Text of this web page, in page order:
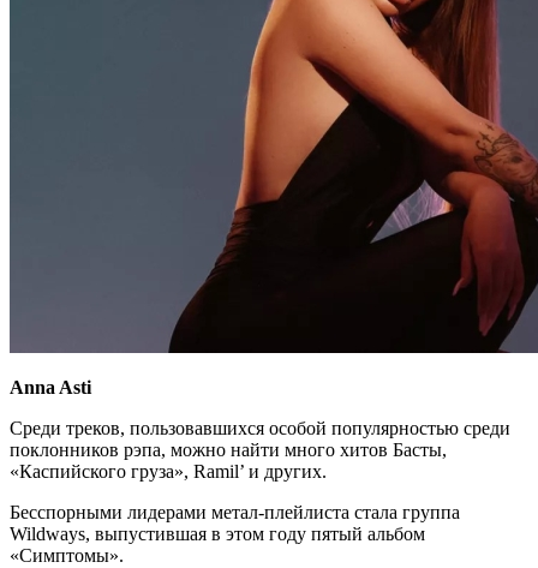
Anna Asti
Среди треков, пользовавшихся особой популярностью среди
поклонников рэпа, можно найти много хитов Басты,
«Каспийского груза», Ramil’ и других.
Бесспорными лидерами метал-плейлиста стала группа
Wildways, выпустившая в этом году пятый альбом
«Симптомы».